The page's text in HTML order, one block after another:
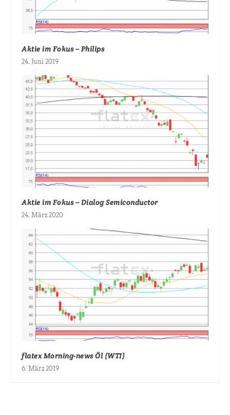
Aktie im Fokus – Philips
24. Juni 2019
Aktie im Fokus – Dialog Semiconductor
24. März 2020
flatex Morning-news Öl (WTI)
6. März 2019